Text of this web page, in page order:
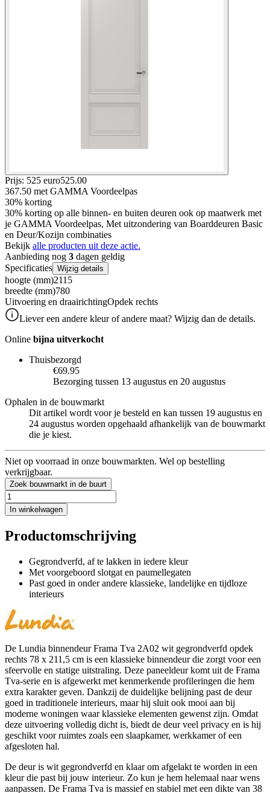
Prijs: 525 euro525.00
367.50 met GAMMA Voordeelpas
30% korting
30% korting op alle binnen- en buiten deuren ook op maatwerk met
je GAMMA Voordeelpas, Met uitzondering van Boarddeuren Basic
en Deur/Kozijn combinaties
Bekijk alle producten uit deze actie.
Aanbieding nog 3 dagen geldig
Specificaties Wijzig details
hoogte (mm)2115
breedte (mm)780
Uitvoering en draairichtingOpdek rechts
Liever een andere kleur of andere maat? Wijzig dan de details.
Online bijna uitverkocht
Thuisbezorgd
€69.95
Bezorging tussen 13 augustus en 20 augustus
Ophalen in de bouwmarkt
Dit artikel wordt voor je besteld en kan tussen 19 augustus en
24 augustus worden opgehaald afhankelijk van de bouwmarkt
die je kiest.
Niet op voorraad in onze bouwmarkten. Wel op bestelling
verkrijgbaar.
Zoek bouwmarkt in de buurt
In winkelwagen
Productomschrijving
Gegrondverfd, af te lakken in iedere kleur
Met voorgeboord slotgat en paumellegaten
Past goed in onder andere klassieke, landelijke en tijdloze
interieurs
De Lundia binnendeur Frama Tva 2A02 wit gegrondverfd opdek
rechts 78 x 211,5 cm is een klassieke binnendeur die zorgt voor een
sfeervolle en statige uitstraling. Deze paneeldeur komt uit de Frama
Tva-serie en is afgewerkt met kenmerkende profileringen die hem
extra karakter geven. Dankzij de duidelijke belijning past de deur
goed in traditionele interieurs, maar hij sluit ook mooi aan bij
moderne woningen waar klassieke elementen gewenst zijn. Omdat
deze uitvoering volledig dicht is, biedt de deur veel privacy en is hij
geschikt voor ruimtes zoals een slaapkamer, werkkamer of een
afgesloten hal.
De deur is wit gegrondverfd en klaar om afgelakt te worden in een
kleur die past bij jouw interieur. Zo kun je hem helemaal naar wens
aanpassen. De Frama Tva is massief en stabiel met een dikte van 38